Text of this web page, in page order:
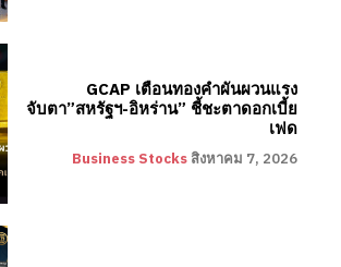
GCAP เตือนทองคำผันผวนแรง
จับตา”สหรัฐฯ-อิหร่าน” ชี้ชะตาดอกเบี้ย
เฟด
Business Stocks สิงหาคม 7, 2026